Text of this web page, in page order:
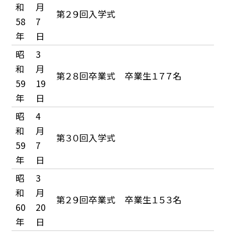
和
58
年
月
7
日
第２９回入学式
昭
和
59
年
3
月
19
日
第２８回卒業式 卒業生１７７名
昭
和
59
年
4
月
7
日
第３０回入学式
昭
和
60
年
3
月
20
日
第２９回卒業式 卒業生１５３名